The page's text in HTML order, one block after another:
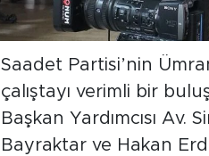
Saadet Partisi’nin
çalıştayı verimli bir
Başkan Yardımcısı Av.
Bayraktar ve Hakan